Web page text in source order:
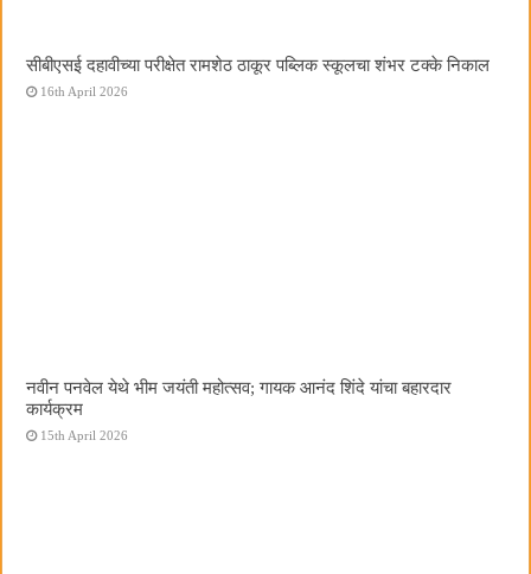
सीबीएसई दहावीच्या परीक्षेत रामशेठ ठाकूर पब्लिक स्कूलचा शंभर टक्के निकाल
16th April 2026
नवीन पनवेल येथे भीम जयंती महोत्सव; गायक आनंद शिंदे यांचा बहारदार
कार्यक्रम
15th April 2026